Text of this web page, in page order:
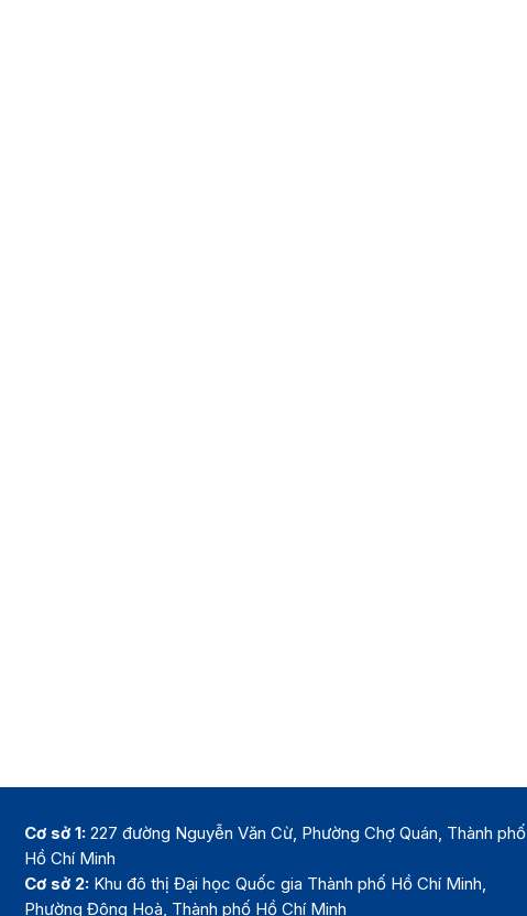
Cơ sở 1: 227 đường Nguyễn Văn Cừ, Phường Chợ Quán, Thành phố
Hồ Chí Minh
Cơ sở 2: Khu đô thị Đại học Quốc gia Thành phố Hồ Chí Minh,
Phường Đông Hoà, Thành phố Hồ Chí Minh